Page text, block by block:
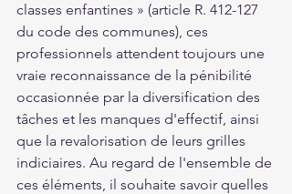
classes enfantines » (article R. 412-127
du code des communes), ces
professionnels attendent toujours une
vraie reconnaissance de la pénibilité
occasionnée par la diversification des
tâches et les manques d'effectif, ainsi
que la revalorisation de leurs grilles
indiciaires. Au regard de l'ensemble de
ces éléments, il souhaite savoir quelles